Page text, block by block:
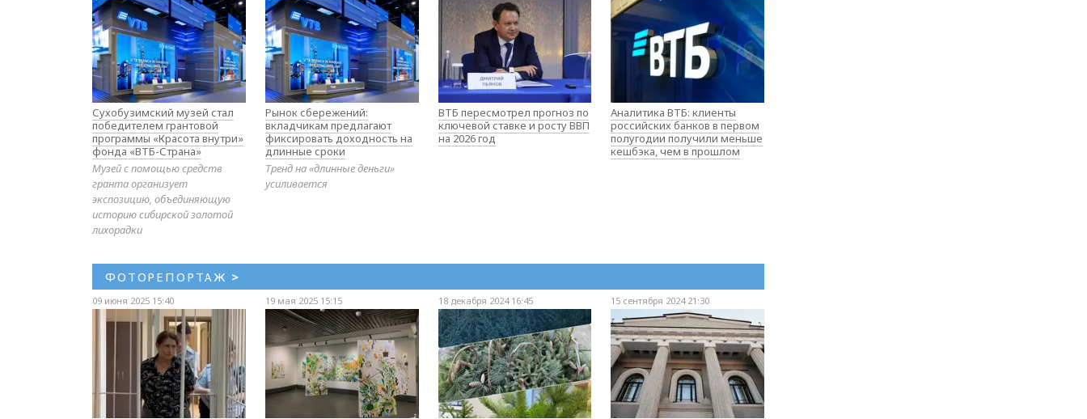
Сухобузимский музей стал
победителем грантовой
программы «Красота внутри»
фонда «ВТБ-Страна»
Музей с помощью средств
гранта организует
экспозицию, объединяющую
историю сибирской золотой
лихорадки
Рынок сбережений:
вкладчикам предлагают
фиксировать доходность на
длинные сроки
Тренд на «длинные деньги»
усиливается
ВТБ пересмотрел прогноз по
ключевой ставке и росту ВВП
на 2026 год
Аналитика ВТБ: клиенты
российских банков в первом
полугодии получили меньше
кешбэка, чем в прошлом
ФОТОРЕПОРТАЖ >
09 июня 2025 15:40 19 мая 2025 15:15 18 декабря 2024 16:45 15 сентября 2024 21:30